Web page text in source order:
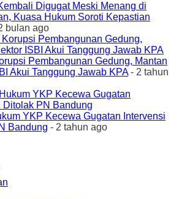
Digugat Meski Menang di
Kuasa Hukum Soroti Kepastian
bulan ago
Pembangunan Gedung, Mantan
Akui Tanggung Jawab KPA- 2 tahun
YKP Kecewa Gugatan Intervensi
Bandung - 2 tahun ago